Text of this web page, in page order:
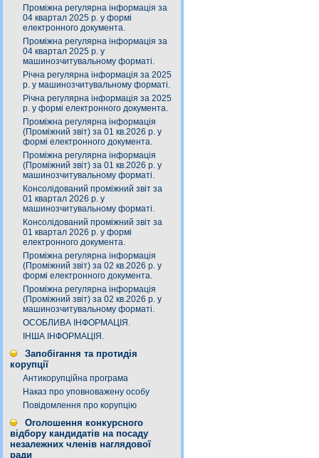
Проміжна регулярна інформація за
04 квартал 2025 р. у формі
електронного документа.
Проміжна регулярна інформація за
04 квартал 2025 р. у
машинозчитувальному форматі.
Річна регулярна інформація за 2025
р. у машинозчитувальному форматі.
Річна регулярна інформація за 2025
р. у формі електронного документа.
Проміжна регулярна інформація
(Проміжний звіт) за 01 кв.2026 р. у
формі електронного документа.
Проміжна регулярна інформація
(Проміжний звіт) за 01 кв.2026 р. у
машинозчитувальному форматі.
Консолідований проміжний звіт за
01 квартал 2026 р. у
машинозчитувальному форматі.
Консолідований проміжний звіт за
01 квартал 2026 р. у формі
електронного документа.
Проміжна регулярна інформація
(Проміжний звіт) за 02 кв.2026 р. у
формі електронного документа.
Проміжна регулярна інформація
(Проміжний звіт) за 02 кв.2026 р. у
машинозчитувальному форматі.
ОСОБЛИВА ІНФОРМАЦІЯ.
ІНША ІНФОРМАЦІЯ.
Запобігання та протидія
корупції
Антикорупційна програма
Наказ про уповноважену особу
Повідомлення про корупцію
Оголошення конкурсного
відбору кандидатів на посаду
незалежних членів наглядової
ради